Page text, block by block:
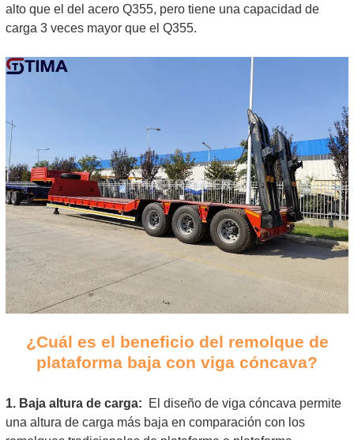
alto que el del acero Q355, pero tiene una capacidad de
carga 3 veces mayor que el Q355.
¿Cuál es el beneficio del remolque de
plataforma baja con viga cóncava?
1. Baja altura de carga:
El diseño de viga cóncava permite
una altura de carga más baja en comparación con los